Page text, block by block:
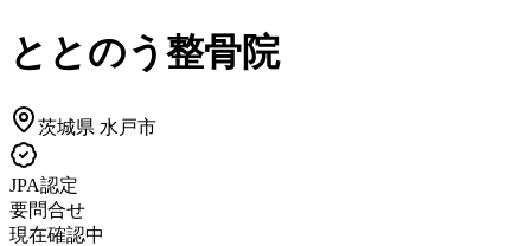
ととのう整骨院
茨城県 水戸市
JPA認定
要問合せ
現在確認中